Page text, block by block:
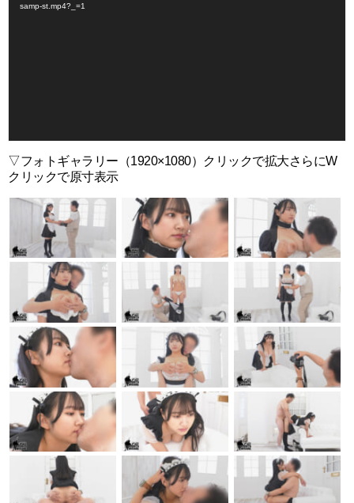
samp-st.mp4?_=1
▽フォトギャラリー（1920×1080）クリックで拡大さらにW
クリックで原寸表示